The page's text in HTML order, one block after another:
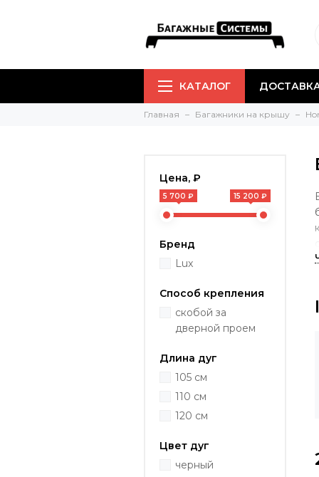
КАТАЛОГ
Главная Багажники на крышу
Цена, ₽
5 700 ₽ 15 200 ₽
Бренд
Lux
Способ крепления
скобой за
дверной проем
Длина дуг
105 см
110 см
120 см
Цвет дуг
черный